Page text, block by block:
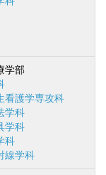
学部
看護学専攻科
学科
学科
科
線学科